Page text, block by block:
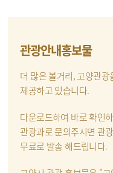
관광안내홍보물
더 많은 볼거리, 고양관
제공하고 있습니다.
다운로드하여 바로 확인
관광과로 문의주시면 관
무료로 발송 해드립니다.